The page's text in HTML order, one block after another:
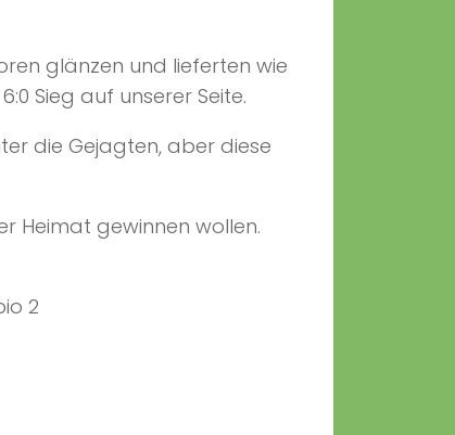
glänzen und lieferten wie
Sieg auf unserer Seite.
die Gejagten, aber diese
Heimat gewinnen wollen.
2